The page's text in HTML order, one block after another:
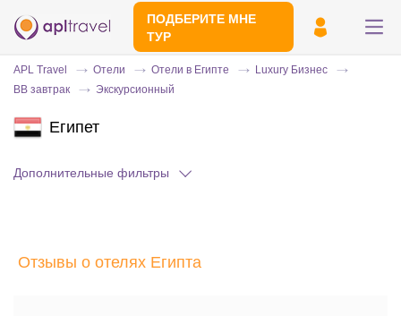
ПОДБЕРИТЕ МНЕ
ТУР
APL Travel Отели Отели в Египте
Luxury Бизнес
BB завтрак
Экскурсионный
Египет
Дополнительные фильтры
Отзывы о отелях Египта